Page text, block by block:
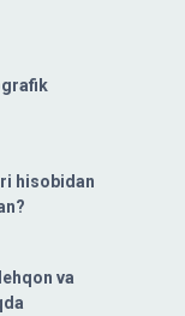
hisobidan
va